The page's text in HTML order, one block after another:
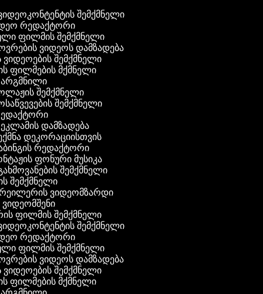
ვიდეოკონტენტის შემქმნელი
რედაქტორი
ფილმის შემქმნელი
ვიდეოს დამზადება
ვიდეოების შემქმნელი
ფილმების მქმნელი
შემქმნელი
შემქმნელი
დამზადება
დეკორაციისთვის
რედაქტორი
ფონური მუსიკა
შემქმნელი
შემქმნელი
ვიდეომზარდი
ვიდეომშენი
ფილმის შემქმნელი
ვიდეოკონტენტის შემქმნელი
რედაქტორი
ფილმის შემქმნელი
ვიდეოს დამზადება
ვიდეოების შემქმნელი
ფილმების მქმნელი